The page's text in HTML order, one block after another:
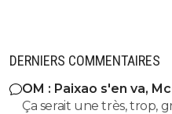
DERNIERS COMMENTAIRES
OM : Paixao s'en va,
Ça serait une très, trop,